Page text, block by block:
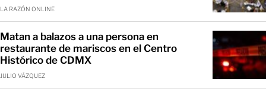
LA RAZÓN ONLINE
Matan a balazos a una persona en
restaurante de mariscos en el Centro
Histórico de CDMX
JULIO VÁZQUEZ